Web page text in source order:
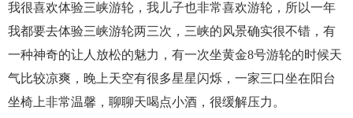
我很喜欢体验三峡游轮，我儿子也非常喜欢游轮，所以一年
我都要去体验三峡游轮两三次，三峡的风景确实很不错，有
一种神奇的让人放松的魅力，有一次坐黄金8号游轮的时候天
气比较凉爽，晚上天空有很多星星闪烁，一家三口坐在阳台
坐椅上非常温馨，聊聊天喝点小酒，很缓解压力。